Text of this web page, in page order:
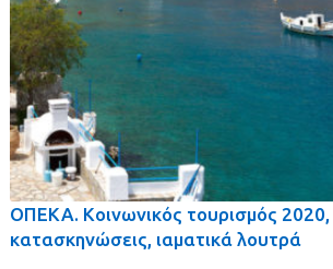
ΟΠΕΚΑ. Κοινωνικός τουρισμός 2020,
κατασκηνώσεις, ιαματικά λουτρά